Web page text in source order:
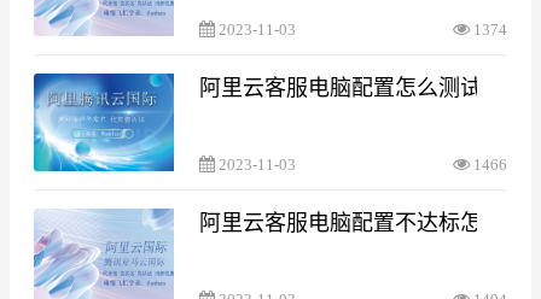
2023-11-03 1374
阿里云客服电脑配置怎么测试
2023-11-03 1466
阿里云客服电脑配置不达标怎么处